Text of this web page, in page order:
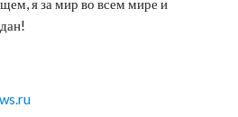
я за мир во всем мире и